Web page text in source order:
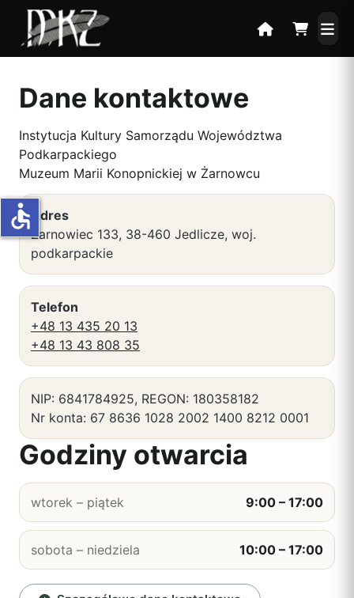
Dane kontaktowe
Instytucja Kultury Samorządu Województwa
Podkarpackiego
Muzeum Marii Konopnickiej w Żarnowcu
Adres
Żarnowiec 133, 38-460 Jedlicze, woj.
podkarpackie
Telefon
+48 13 435 20 13
+48 13 43 808 35
NIP: 6841784925, REGON: 180358182
Nr konta: 67 8636 1028 2002 1400 8212 0001
Godziny otwarcia
wtorek – piątek 9:00 – 17:00
sobota – niedziela 10:00 – 17:00
accessible